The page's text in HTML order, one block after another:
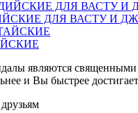
ДЛЯ ВАСТУ И
являются священными
и Вы быстрее